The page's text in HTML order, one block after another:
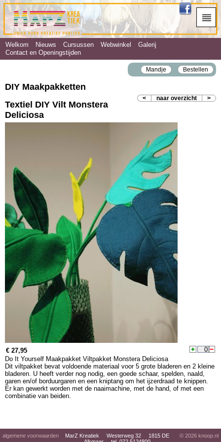
Welkom Nieuws Cursussen Webwinkel
Galerij
Contact en Openingstijden
Mandje Bestellen
DIY Maakpakketten
< naar overzicht >
Textiel DIY Vilt Monstera
Deliciosa
€ 27,95
Do It Yourself Maakpakket Viltpakket Monstera Deliciosa
Dit viltpakket bevat voldoende materiaal voor 5 grote bladeren en 2 kleine
bladeren. U heeft verder nog nodig, een goede schaar, spelden, naald,
garen en/of borduurgaren en een kniptang om het ijzerdraad te knippen.
Er kan gewerkt worden met de naaimachine, met de hand, of met een
combinatie van beiden.
algemene voorwaarden
MarZ Kreatiek Westerweg 32 1815 DE
© 2026 knoop.nl